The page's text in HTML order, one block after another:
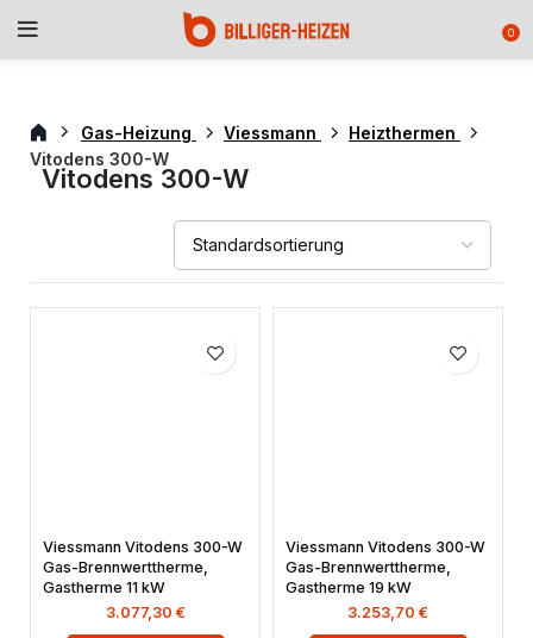
0
Gas-Heizung Viessmann
Heizthermen
Vitodens 300-W
Vitodens 300-W
Viessmann Vitodens 300-W
Gas-Brennwerttherme,
Gastherme 11 kW
3.077,30 €
Viessmann Vitodens 300-W
Gas-Brennwerttherme,
Gastherme 19 kW
3.253,70 €